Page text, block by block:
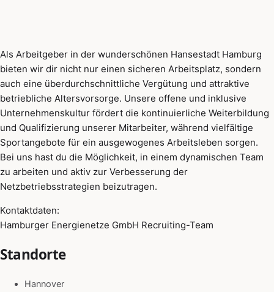
Als Arbeitgeber in der wunderschönen Hansestadt Hamburg
bieten wir dir nicht nur einen sicheren Arbeitsplatz, sondern
auch eine überdurchschnittliche Vergütung und attraktive
betriebliche Altersvorsorge. Unsere offene und inklusive
Unternehmenskultur fördert die kontinuierliche Weiterbildung
und Qualifizierung unserer Mitarbeiter, während vielfältige
Sportangebote für ein ausgewogenes Arbeitsleben sorgen.
Bei uns hast du die Möglichkeit, in einem dynamischen Team
zu arbeiten und aktiv zur Verbesserung der
Netzbetriebsstrategien beizutragen.
Kontaktdaten:
Hamburger Energienetze GmbH Recruiting-Team
Standorte
Hannover